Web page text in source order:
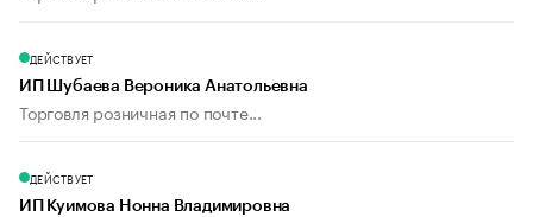
ДЕЙСТВУЕТ
ИП Шубаева Вероника Анатольевна
Торговля розничная по почте...
ДЕЙСТВУЕТ
ИП Куимова Нонна Владимировна